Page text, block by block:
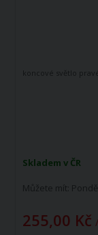
Skladem v ČR
Můžete mít:
255,00 Kč
koncové světlo pravé